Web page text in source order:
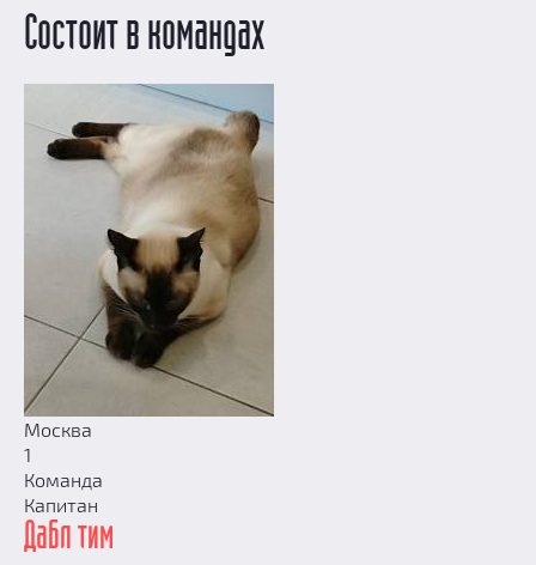
Новости
Состоит в командах
Москва
1
Команда
Капитан
Дабл тим